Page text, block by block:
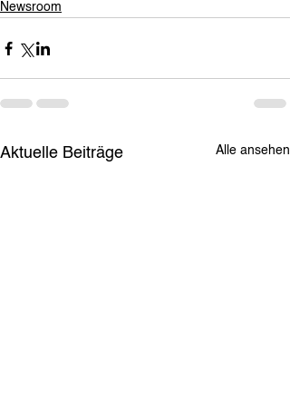
Newsroom
Aktuelle Beiträge Alle ansehen